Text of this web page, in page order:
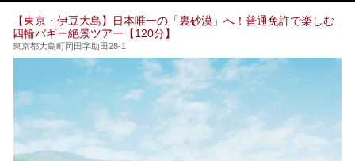
24時間営業で宿泊できる施設や、1,000円以下で楽しめる安
い施設、デートや休日レジャーにもぴったりなエンタメ要素
が充実した施設など、利用のシーンに合わせて参考にしてく
ださい。
【東京・伊豆大島】日本唯一の「裏砂漠」へ！普通免許で楽しむ
四輪バギー絶景ツアー【120分】
東京都大島町岡田字助田28-1